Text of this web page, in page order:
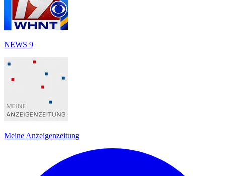
NEWS 9
Meine Anzeigenzeitung